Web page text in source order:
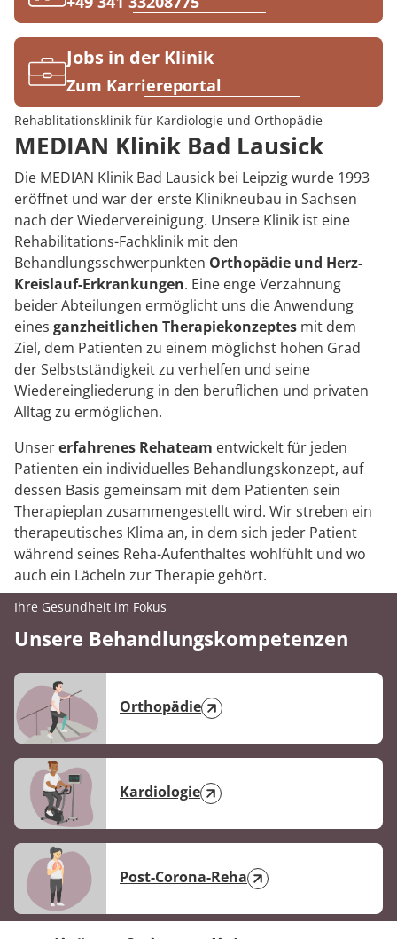
Karriere
Jobs in der Klinik
Zum Karriereportal
Rehablitationsklinik für Kardiologie und Orthopädie
MEDIAN Klinik Bad Lausick
Die MEDIAN Klinik Bad Lausick bei Leipzig wurde 1993
eröffnet und war der erste Klinikneubau in Sachsen
nach der Wiedervereinigung. Unsere Klinik ist eine
Rehabilitations-Fachklinik mit den
Behandlungsschwerpunkten Orthopädie und Herz-
Kreislauf-Erkrankungen. Eine enge Verzahnung
beider Abteilungen ermöglicht uns die Anwendung
eines ganzheitlichen Therapiekonzeptes mit dem
Ziel, dem Patienten zu einem möglichst hohen Grad
der Selbstständigkeit zu verhelfen und seine
Wiedereingliederung in den beruflichen und privaten
Alltag zu ermöglichen.
Unsererfahrenes Rehateam entwickelt für jeden
Patienten ein individuelles Behandlungskonzept, auf
dessen Basis gemeinsam mit dem Patienten sein
Therapieplan zusammengestellt wird. Wir streben ein
therapeutisches Klima an, in dem sich jeder Patient
während seines Reha-Aufenthaltes wohlfühlt und wo
auch ein Lächeln zur Therapie gehört.
Ihre Gesundheit im Fokus
Unsere Behandlungskompetenzen
Orthopädie
Kardiologie
Post-Corona-Reha